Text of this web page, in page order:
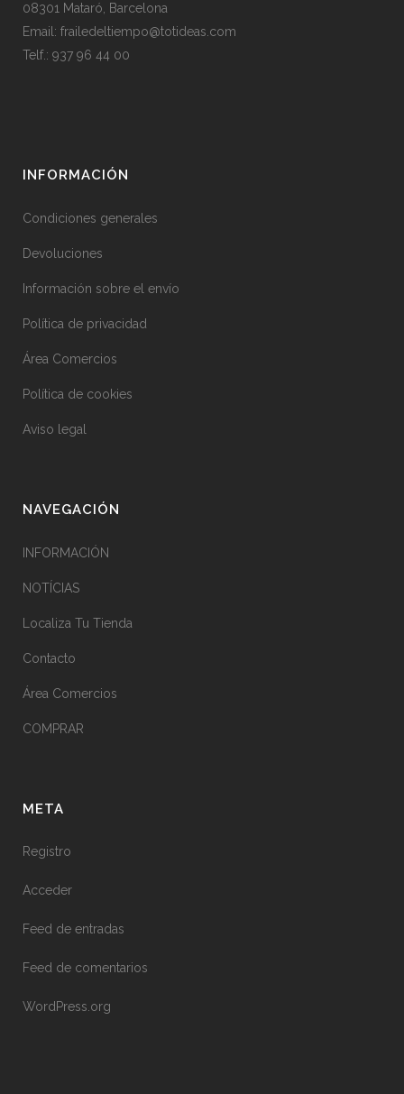
08301 Mataró, Barcelona
Email: frailedeltiempo@totideas.com
Telf.: 937 96 44 00
INFORMACIÓN
Condiciones generales
Devoluciones
Información sobre el envío
Política de privacidad
Área Comercios
Política de cookies
Aviso legal
NAVEGACIÓN
INFORMACIÓN
NOTÍCIAS
Localiza Tu Tienda
Contacto
Área Comercios
COMPRAR
META
Registro
Acceder
Feed de entradas
Feed de comentarios
WordPress.org